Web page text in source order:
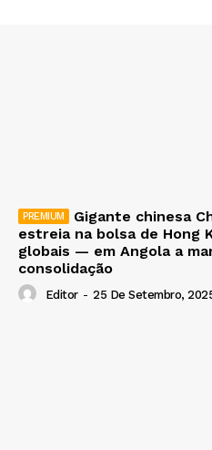
Gigante chinesa
estreia na bolsa de Hong
globais — em Angola a
consolidação
Editor - 25 De Setembro,